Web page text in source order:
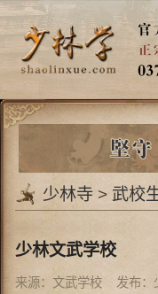
少林寺> 武校
少林文武学校
来源：文武学校 发布